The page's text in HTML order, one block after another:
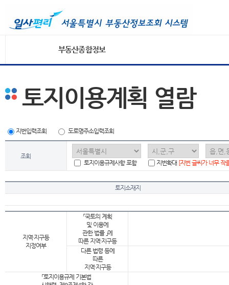
부동산종합정보
토지이용계획 열람
지번입력조회 도로명주소입력조회
조회
토지이용규제사항 포함
지번확대 [지번 글씨가 너무 작
토지소재지
지역·지구등
지정여부
「국토의 계획
및 이용에
관한 법률 」에
따른 지역·지구등
다른 법령 등에
따른
지역·지구등
「토지이용규제 기본법